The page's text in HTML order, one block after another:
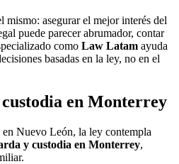
mismo: asegurar el mejor interés del
puede parecer abrumador, contar
como Law Latam ayuda
basadas en la ley, no en el
en Monterrey
Nuevo León, la ley contempla
y custodia en Monterrey,